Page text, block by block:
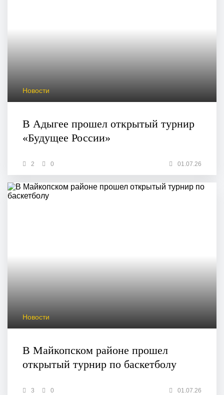
Новости
В Адыгее прошел открытый турнир
«Будущее России»
2 0 01.07.26
Новости
В Майкопском районе прошел
открытый турнир по баскетболу
3 0 01.07.26